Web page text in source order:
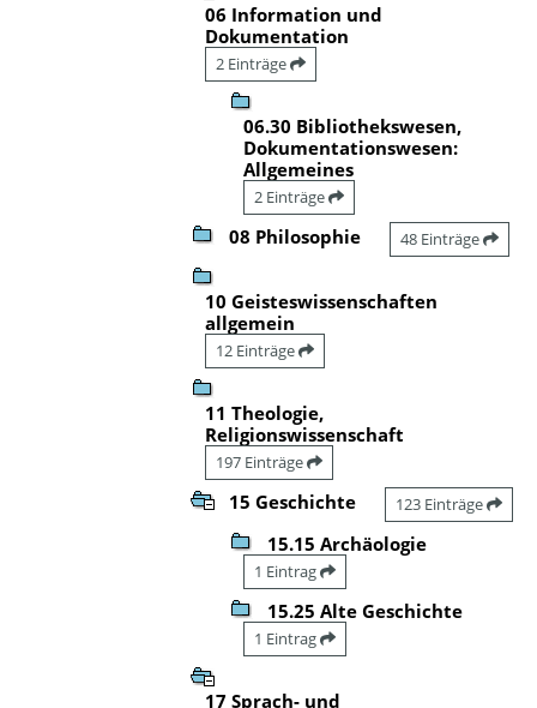
06 Information und
Dokumentation
2 Einträge
06.30 Bibliothekswesen,
Dokumentationswesen:
Allgemeines
2 Einträge
08 Philosophie 48 Einträge
10 Geisteswissenschaften
allgemein
12 Einträge
11 Theologie,
Religionswissenschaft
197 Einträge
15 Geschichte 123 Einträge
15.15 Archäologie
1 Eintrag
15.25 Alte Geschichte
1 Eintrag
17 Sprach- und